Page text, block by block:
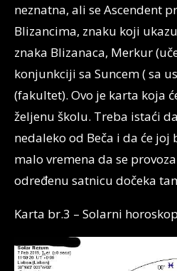
neznatna, ali se Ascendent
Blizancima, znaku koji
znaka Blizanaca, Merkur
konjunkciji sa Suncem ( sa
(fakultet). Ovo je karta koja
željenu školu. Treba istaći
nedaleko od Beča i da će
malo vremena da se
određenu satnicu dočeka
Karta br.3 – Solarni